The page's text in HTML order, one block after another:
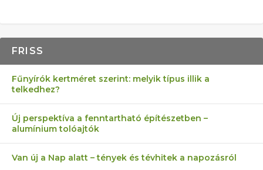
FRISS
Fűnyírók kertméret szerint: melyik típus illik a
telkedhez?
Új perspektíva a fenntartható építészetben –
alumínium tolóajtók
Van új a Nap alatt – tények és tévhitek a napozásról